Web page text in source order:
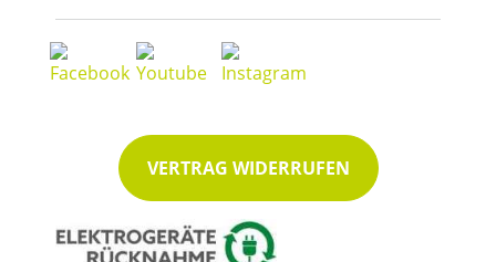
VERTRAG WIDERRUFEN